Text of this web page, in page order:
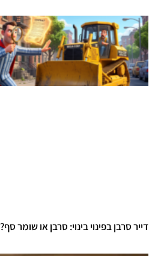
דייר סרבן בפינוי בינוי: סרבן או שומר סף?